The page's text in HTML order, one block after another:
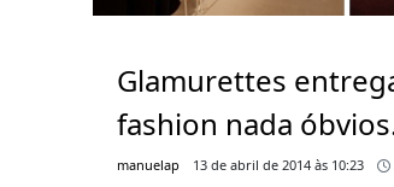
Glamurettes
fashion nada
manuelap 13 de abril de 2014 às 10:23